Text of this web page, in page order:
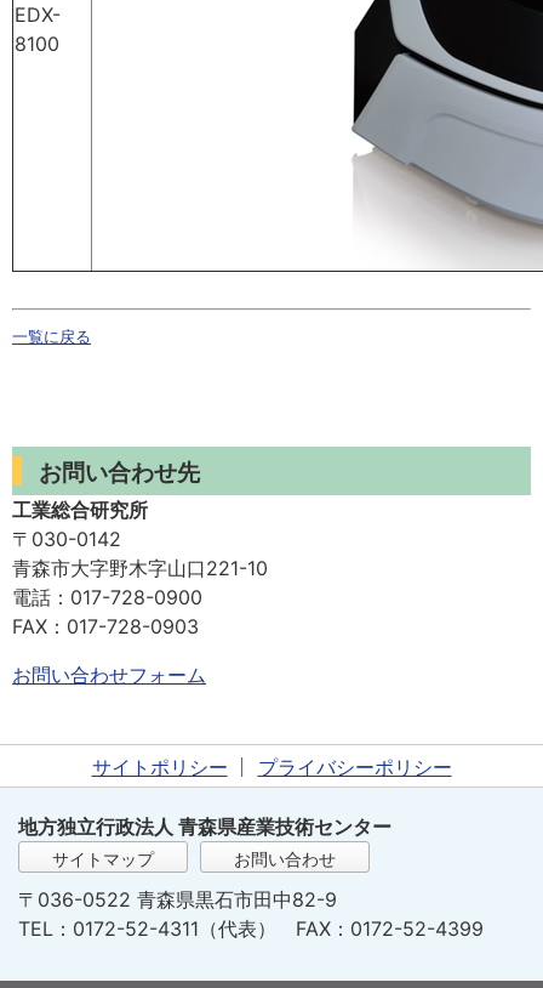
EDX-
8100
一覧に戻る
お問い合わせ先
工業総合研究所
〒030-0142
青森市大字野木字山口221-10
電話：017-728-0900
FAX：017-728-0903
お問い合わせフォーム
サイトポリシー プライバシーポリシー
地方独立行政法人 青森県産業技術センター
サイトマップ お問い合わせ
〒036-0522 青森県黒石市田中82-9
TEL：0172-52-4311（代表） FAX：0172-52-4399